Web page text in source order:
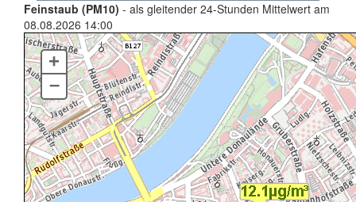
Feinstaub (PM10) - als gleitender 24-Stunden Mittelwert am
08.08.2026 14:00
+
–